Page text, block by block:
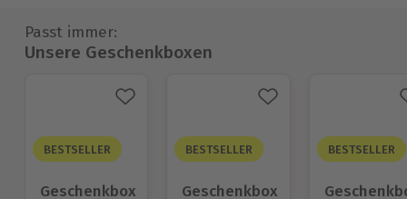
Passt immer:
Unsere Geschenkboxen
BESTSELLER
Geschenkbox
BESTSELLER
Geschenkbox
BESTSELLER